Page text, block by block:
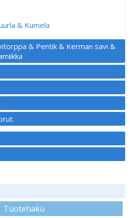
& Kumela
& Pentik & Kerman savi &
Tuotehaku